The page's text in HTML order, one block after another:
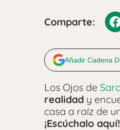
Comparte:
Añadir Cadena
Los Ojos de
realidad y
casa a raíz de
¡Escúchalo aquí!